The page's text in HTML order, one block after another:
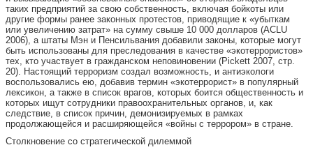
таких предприятий за свою собственность, включая бойкоты или
другие формы ранее законных протестов, приводящие к «убыткам
или увеличению затрат» на сумму свыше 10 000 долларов (ACLU
2006), а штаты Мэн и Пенсильвания добавили законы, которые могут
быть использованы для преследования в качестве «экотеррористов»
тех, кто участвует в гражданском неповиновении (Pickett 2007, стр.
20). Настоящий терроризм создал возможность, и антиэкологи
воспользовались ею, добавив термин «экотеррорист» в популярный
лексикон, а также в список врагов, которых боится общественность и
которых ищут сотрудники правоохранительных органов, и, как
следствие, в список причин, демонизируемых в рамках
продолжающейся и расширяющейся «войны с террором» в стране.
Столкновение со стратегической дилеммой